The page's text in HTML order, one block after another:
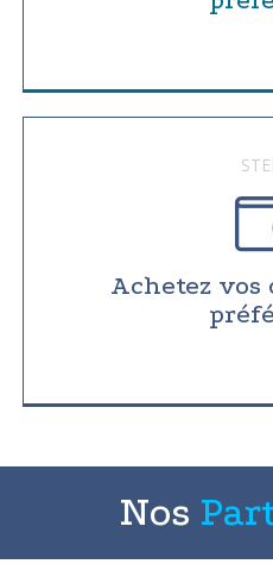
Achetez
Nos